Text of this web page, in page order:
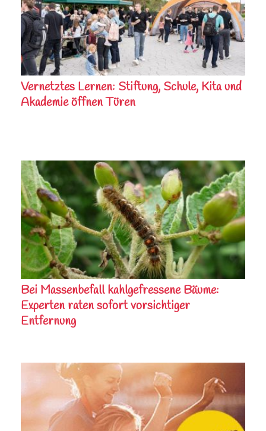
Vernetztes Lernen: Stiftung, Schule, Kita und
Akademie öffnen Türen
Bei Massenbefall kahlgefressene Bäume:
Experten raten sofort vorsichtiger
Entfernung